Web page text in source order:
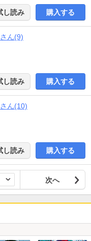
読み 購入する
ん(9)
読み 購入する
ん(10)
読み 購入する
次へ